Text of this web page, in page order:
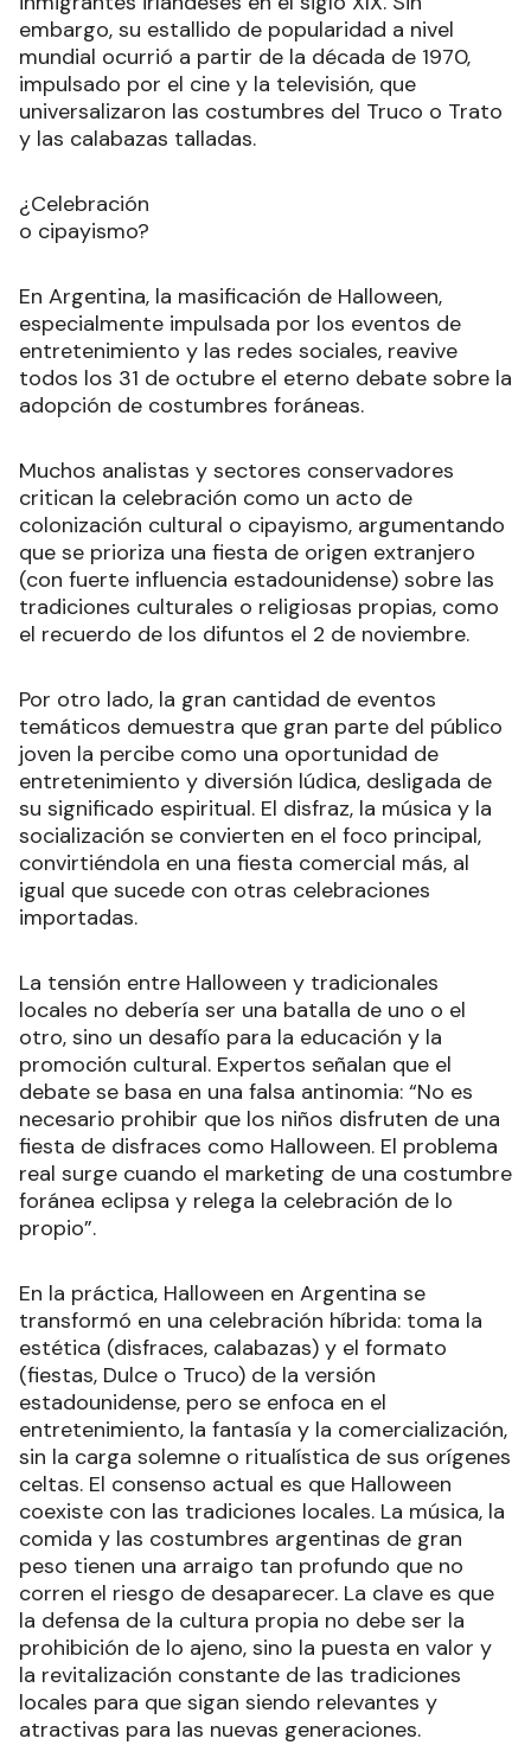
embargo, su estallido de popularidad a nivel
mundial ocurrió a partir de la década de 1970,
impulsado por el cine y la televisión, que
universalizaron las costumbres del Truco o Trato
y las calabazas talladas.
¿Celebración
o cipayismo?
En Argentina, la masificación de Halloween,
especialmente impulsada por los eventos de
entretenimiento y las redes sociales, reavive
todos los 31 de octubre el eterno debate sobre la
adopción de costumbres foráneas.
Muchos analistas y sectores conservadores
critican la celebración como un acto de
colonización cultural o cipayismo, argumentando
que se prioriza una fiesta de origen extranjero
(con fuerte influencia estadounidense) sobre las
tradiciones culturales o religiosas propias, como
el recuerdo de los difuntos el 2 de noviembre.
Por otro lado, la gran cantidad de eventos
temáticos demuestra que gran parte del público
joven la percibe como una oportunidad de
entretenimiento y diversión lúdica, desligada de
su significado espiritual. El disfraz, la música y la
socialización se convierten en el foco principal,
convirtiéndola en una fiesta comercial más, al
igual que sucede con otras celebraciones
importadas.
La tensión entre Halloween y tradicionales
locales no debería ser una batalla de uno o el
otro, sino un desafío para la educación y la
promoción cultural. Expertos señalan que el
debate se basa en una falsa antinomia: “No es
necesario prohibir que los niños disfruten de una
fiesta de disfraces como Halloween. El problema
real surge cuando el marketing de una costumbre
foránea eclipsa y relega la celebración de lo
propio”.
En la práctica, Halloween en Argentina se
transformó en una celebración híbrida: toma la
estética (disfraces, calabazas) y el formato
(fiestas, Dulce o Truco) de la versión
estadounidense, pero se enfoca en el
entretenimiento, la fantasía y la comercialización,
sin la carga solemne o ritualística de sus orígenes
celtas. El consenso actual es que Halloween
coexiste con las tradiciones locales. La música, la
comida y las costumbres argentinas de gran
peso tienen una arraigo tan profundo que no
corren el riesgo de desaparecer. La clave es que
la defensa de la cultura propia no debe ser la
prohibición de lo ajeno, sino la puesta en valor y
la revitalización constante de las tradiciones
locales para que sigan siendo relevantes y
atractivas para las nuevas generaciones.